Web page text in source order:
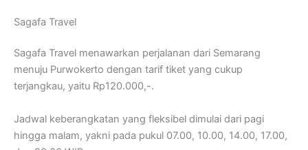
Sagafa Travel
Sagafa Travel menawarkan perjalanan dari Semarang
menuju Purwokerto dengan tarif tiket yang cukup
terjangkau, yaitu Rp120.000,-.
Jadwal keberangkatan yang fleksibel dimulai dari pagi
hingga malam, yakni pada pukul 07.00, 10.00, 14.00, 17.00,